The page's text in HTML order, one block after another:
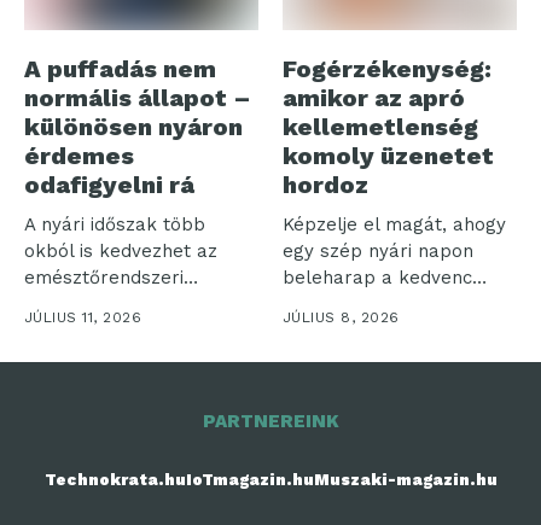
A puffadás nem
normális állapot –
különösen nyáron
érdemes
odafigyelni rá
A nyári időszak több
okból is kedvezhet az
emésztőrendszeri
panaszoknak.
Gyakrabban
fogyasztunk...
JÚLIUS 11, 2026
Fogérzékenység:
amikor az apró
kellemetlenség
komoly üzenetet
hordoz
Képzelje el magát, ahogy
egy szép nyári napon
beleharap a kedvenc
fagyijába,...
JÚLIUS 8, 2026
PARTNEREINK
Technokrata.huIoTmagazin.huMuszaki-magazin.hu